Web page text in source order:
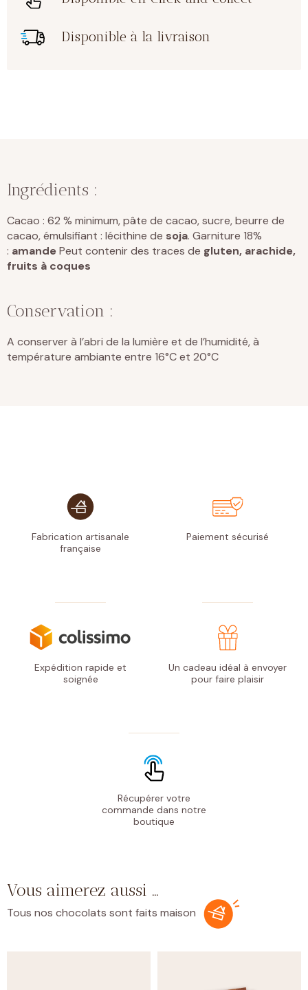
Disponible à la livraison
Ingrédients :
Cacao : 62 % minimum, pâte de cacao, sucre, beurre de
cacao, émulsifiant : lécithine de soja. Garniture 18%
: amandePeut contenir des traces de gluten, arachide,
fruits à coques
Conservation :
A conserver à l’abri de la lumière et de l’humidité, à
température ambiante entre 16°C et 20°C
Fabrication artisanale
française
Paiement sécurisé
Expédition rapide et
soignée
Un cadeau idéal à envoyer
pour faire plaisir
Récupérer votre
commande dans notre
boutique
Vous aimerez aussi …
Tous nos chocolats sont faits maison